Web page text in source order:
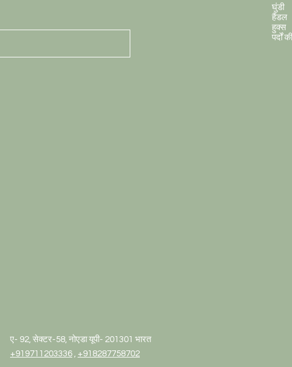
घुंडी
हैंडल
हुक्स
पर्दों
ए- 92, सेक्टर-58, नोएडा यूपी- 201301 भारत
+919711203336 , +918287758702